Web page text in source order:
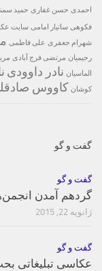
احمدی حسن غفارى حمید
فکوهی ساتیار امامی سایت
شهرام جعفری علی فاطمی
رحیمیان مرتضی فرج آبادی
الماسیان نادر داوودی
کوشان کاووس
گفت و گو
گفت و گو
گردهم آمدن
ژانویه 22, 2015
گفت و گو
عکاسی تبلیغاتی